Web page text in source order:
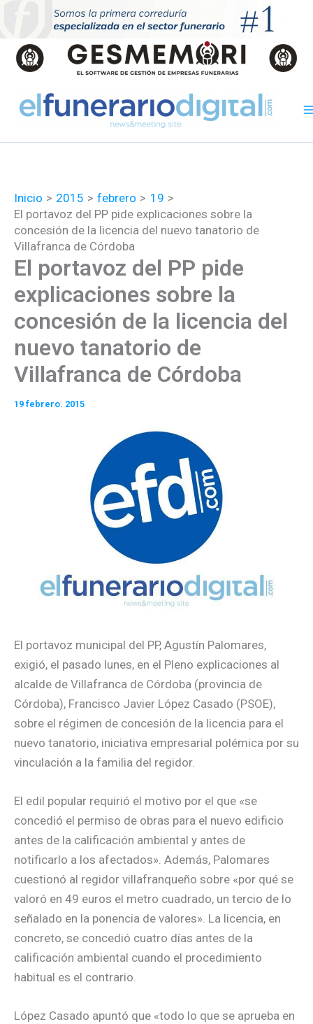
contenido
Inicio 2015 febrero
19
El portavoz del PP pide explicaciones sobre la
concesión de la licencia del nuevo tanatorio de
Villafranca de Córdoba
El portavoz del PP pide
explicaciones sobre la
concesión de la licencia del
nuevo tanatorio de
Villafranca de Córdoba
19 febrero. 2015
El portavoz municipal del PP, Agustín Palomares,
exigió, el pasado lunes, en el Pleno explicaciones al
alcalde de Villafranca de Córdoba (provincia de
Córdoba), Francisco Javier López Casado (PSOE),
sobre el régimen de concesión de la licencia para el
nuevo tanatorio, iniciativa empresarial polémica por su
vinculación a la familia del regidor.
El edil popular requirió el motivo por el que «se
concedió el permiso de obras para el nuevo edificio
antes de la calificación ambiental y antes de
notificarlo a los afectados». Además, Palomares
cuestionó al regidor villafranqueño sobre «por qué se
valoró en 49 euros el metro cuadrado, un tercio de lo
señalado en la ponencia de valores». La licencia, en
concreto, se concedió cuatro días antes de la
calificación ambiental cuando el procedimiento
habitual es el contrario.
López Casado apuntó que «todo lo que se aprueba en